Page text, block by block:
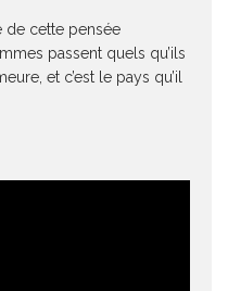
de cette pensée
passent quels qu’ils
et c’est le pays qu’il